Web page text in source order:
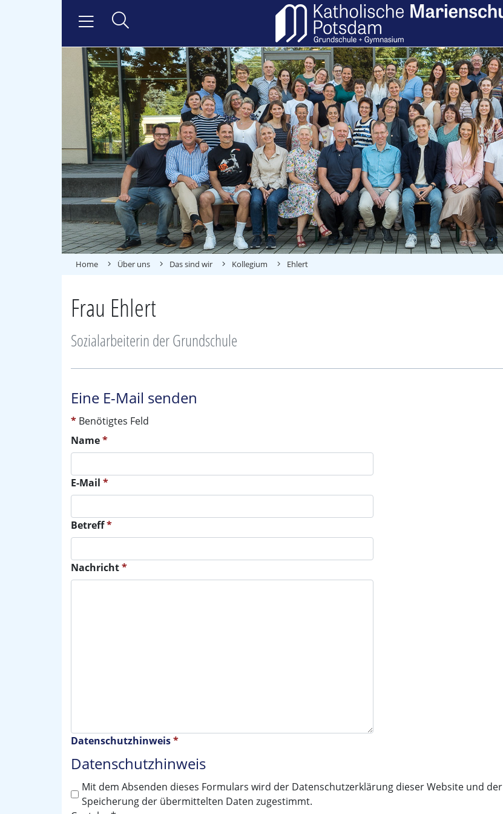
Home Über uns Das sind wir Kollegium Ehlert
Frau Ehlert
Sozialarbeiterin der Grundschule
Eine E-Mail senden
* Benötigtes Feld
Name*
E-Mail *
Betreff*
Nachricht*
Datenschutzhinweis*
Datenschutzhinweis
Mit dem Absenden dieses Formulars wird der Datenschutzerklärung dieser Website und der
Speicherung der übermittelten Daten zugestimmt.